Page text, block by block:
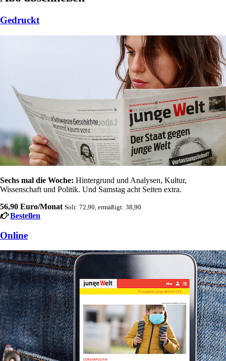
Gedruckt
Sechs mal die Woche: Hintergrund und Analysen, Kultur,
Wissenschaft und Politik. Und Samstag acht Seiten extra.
56,90 Euro/Monat Soli: 72,90, ermäßigt: 38,90
Bestellen
Online